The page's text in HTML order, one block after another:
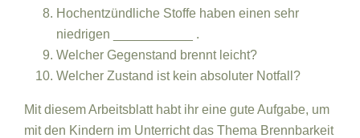
Hochentzündliche Stoffe haben einen sehr
niedrigen ___________ .
Welcher Gegenstand brennt leicht?
Welcher Zustand ist kein absoluter Notfall?
Mit diesem Arbeitsblatt habt ihr eine gute Aufgabe, um
mit den Kindern im Unterricht das Thema Brennbarkeit